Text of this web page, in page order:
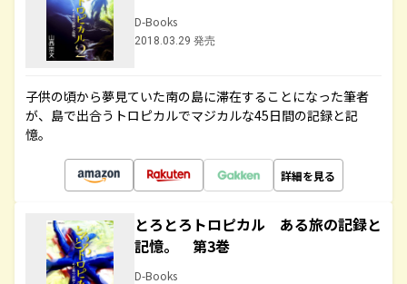
D-Books
2018.03.29 発売
子供の頃から夢見ていた南の島に滞在することになった筆者
が、島で出合うトロピカルでマジカルな45日間の記録と記
憶。
詳細を見る
とろとろトロピカル ある旅の記録と
記憶。 第3巻
D-Books